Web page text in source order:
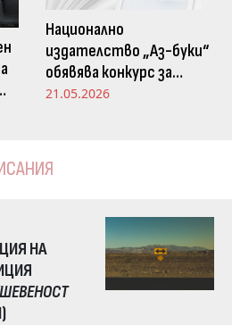
Национално
издателство „Аз-буки“
обявява конкурс за
научна статия на тема
образованието“
21.05.2026
НА